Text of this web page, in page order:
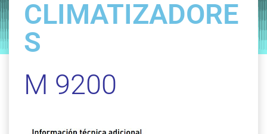
by Entorno on febrero 21, 2020
CLIMATIZADORE
S
M 9200